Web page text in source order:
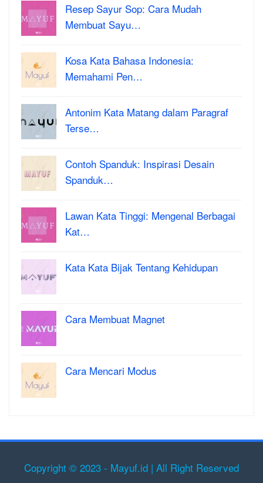
Resep Sayur Sop: Cara Mudah
Membuat Sayu…
Kosa Kata Bahasa Indonesia:
Memahami Pen…
Antonim Kata Matang dalam Paragraf
Terse…
Contoh Spanduk: Inspirasi Desain
Spanduk…
Lawan Kata Tinggi: Mengenal Berbagai
Kat…
Kata Kata Bijak Tentang Kehidupan
Cara Membuat Magnet
Cara Mencari Modus
Copyright © 2023 - Mayuf.id | All Right Reserved